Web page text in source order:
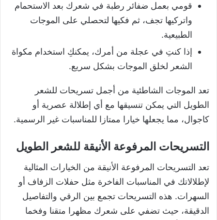
قومي بعمل ضفائر رطبة في شعرك بعد الاستحمام
واتركيها تجف، ثم فكيها لتحصلي على الموجات
الطبيعية.
إذا كنتِ في عجلة من أمرك، يمكنكِ استخدام مكواة
الشعر لخلق الموجات بشكل سريع.
تعد الموجات الشاطئية من أجمل تسريحات للشعر
الطويل التي يمكن تنسيقها مع أي إطلالة عصرية أو
كاجوال، مما يجعلها خيارا ممتازا للمناسبات غير الرسمية.
التسريحات المرفوعة الأنيقة للشعر الطويل
تعد التسريحات المرفوعة الأنيقة من الخيارات المثالية
لإطلالاتك في المناسبات الفاخرة مثل حفلات الزفاف أو
السهرات. هذه التسريحات تجمع بين الرقي والتفاصيل
الدقيقة، حيث تضفي على شعرك مظهرا متقنا وفخما